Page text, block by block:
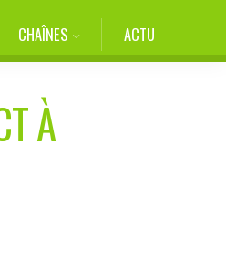
CHAÎNES ACTU
À